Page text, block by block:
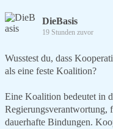
DieBasis
19 Stunden zuvor
Wusstest du, dass
als eine feste Koalition?
Eine Koalition bedeutet in
Regierungsverantwortung,
dauerhafte Bindungen.